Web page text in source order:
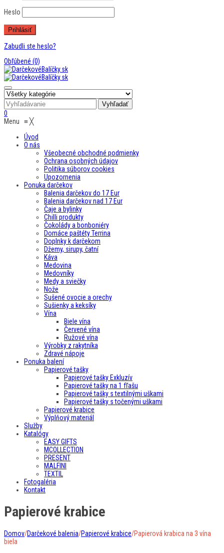
Heslo
Zabudli ste heslo?
Obľúbené (0)
0
Menu ≡╳
Úvod
O nás
Všeobecné obchodné podmienky
Ochrana osobných údajov
Politika súborov cookies
Upozornenia
Ponuka darčekov
Balenia darčekov do 17 Eur
Balenia darčekov nad 17 Eur
Čaje a bylinky
Chilli produkty
Čokolády a bonboniéry
Domáce paštéty Terrina
Doplnky k darčekom
Džemy, sirupy, čatní
Káva
Medovina
Medovníky
Medy a sviečky
Nože
Sušené ovocie a orechy
Sušienky a keksíky
Vína
Biele vína
Červené vína
Ružové vína
Výrobky z rakytníka
Zdravé nápoje
Ponuka balení
Papierové tašky
Papierové tašky Exkluzív
Papierové tašky na 1 fľašu
Papierové tašky s textilnými uškami
Papierové tašky s točenými uškami
Papierové krabice
Výplňový materiál
Služby
Katalógy
EASY GIFTS
MCOLLECTION
PRESENT
MALFINI
TEXTIL
Fotogaléria
Kontakt
Papierové krabice
Domov/Darčekové balenia/Papierové krabice/Papierová krabica na 3 vína
biela